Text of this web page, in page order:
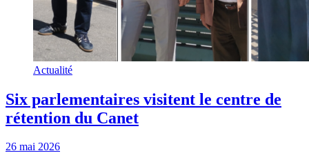
Actualité
Six parlementaires visitent le centre de
rétention du Canet
26 mai 2026